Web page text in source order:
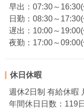
早出：07:30～
日勤：08:30～
遅出：10:00～
夜勤：17:00～
休日休暇
週休2日制 有給休暇
年間休日日数：119